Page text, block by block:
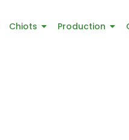
Chiots Production